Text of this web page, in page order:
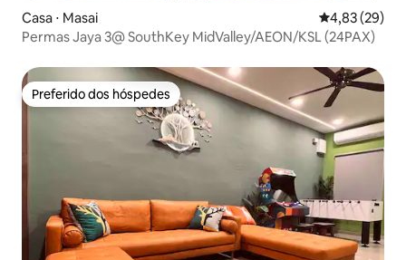
Casa ⋅ Masai 4,83 de uma
4,83 (29)
Permas Jaya 3@ SouthKey MidValley/AEON/KSL (24PAX)
Preferido dos hóspedes
Preferido dos hóspedes